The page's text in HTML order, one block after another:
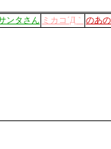
ンタさん ミカコ´Д｀ のあ